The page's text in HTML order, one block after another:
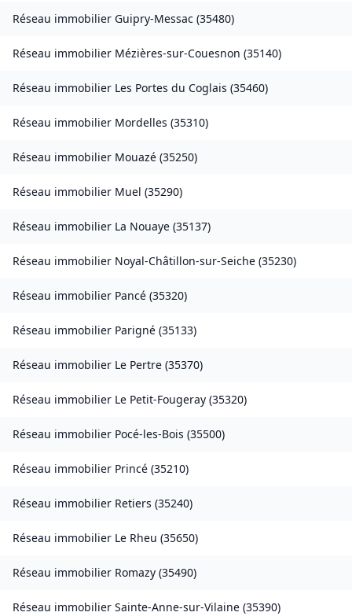
Réseau immobilier Guipry-Messac (35480)
Réseau immobilier Mézières-sur-Couesnon (35140)
Réseau immobilier Les Portes du Coglais (35460)
Réseau immobilier Mordelles (35310)
Réseau immobilier Mouazé (35250)
Réseau immobilier Muel (35290)
Réseau immobilier La Nouaye (35137)
Réseau immobilier Noyal-Châtillon-sur-Seiche (35230)
Réseau immobilier Pancé (35320)
Réseau immobilier Parigné (35133)
Réseau immobilier Le Pertre (35370)
Réseau immobilier Le Petit-Fougeray (35320)
Réseau immobilier Pocé-les-Bois (35500)
Réseau immobilier Princé (35210)
Réseau immobilier Retiers (35240)
Réseau immobilier Le Rheu (35650)
Réseau immobilier Romazy (35490)
Réseau immobilier Sainte-Anne-sur-Vilaine (35390)